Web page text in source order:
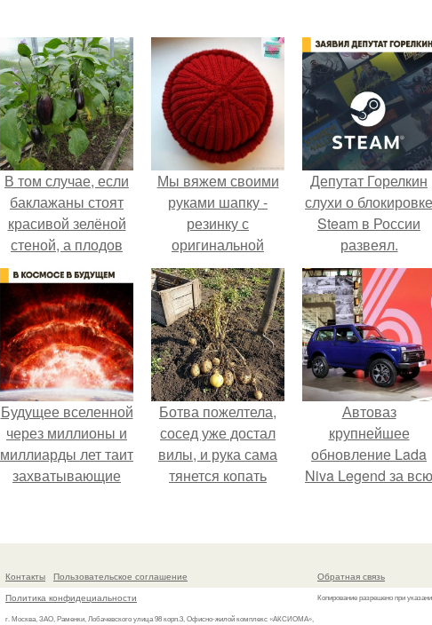
В том случае, если
баклажаны стоят
красивой зелёной
стеной, а плодов
почти не видно -
радоваться тут
нечему.
Мы вяжем своими
руками шапку -
резинку с
оригинальной
макушкой.
Депутат Горелкин
слухи о блокировке
Steam в России
развеял.
Будущее вселенной
через миллионы и
миллиарды лет таит
захватывающие
Ботва пожелтела,
сосед уже достал
вилы, и рука сама
тянется копать
Автоваз
крупнейшее
обновление Lada
Niva Legend за всю
Контакты
Пользовательское соглашение
Политика конфидециальности
г. Москва, ЗАО, Раменки, Лобачевского улица 98 корп.3, Офисно-жилой комплекс «АКСИОМА»,
Обратная связь
Копирование разрешено при